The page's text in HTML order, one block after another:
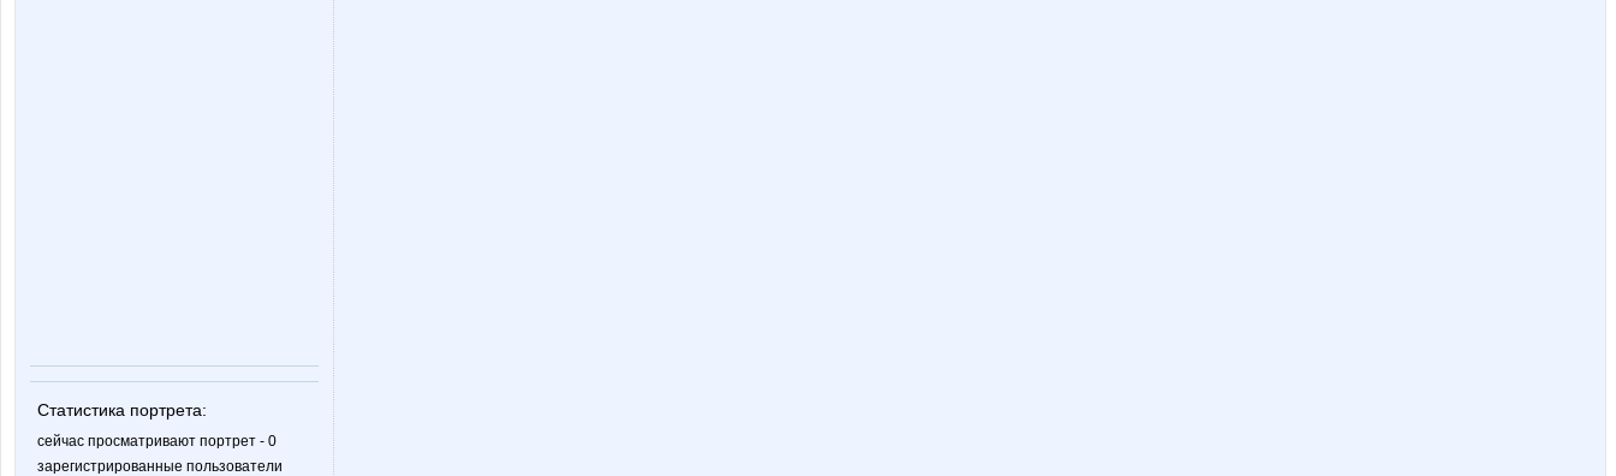
Статистика портрета:
сейчас просматривают портрет - 0
зарегистрированные пользователи